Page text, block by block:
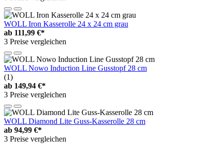
WOLL Iron Kasserolle 24 x 24 cm grau
ab 111,99 €*
3 Preise vergleichen
WOLL Nowo Induction Line Gusstopf 28 cm
(1)
ab 149,94 €*
3 Preise vergleichen
WOLL Diamond Lite Guss-Kasserolle 28 cm
ab 94,99 €*
3 Preise vergleichen